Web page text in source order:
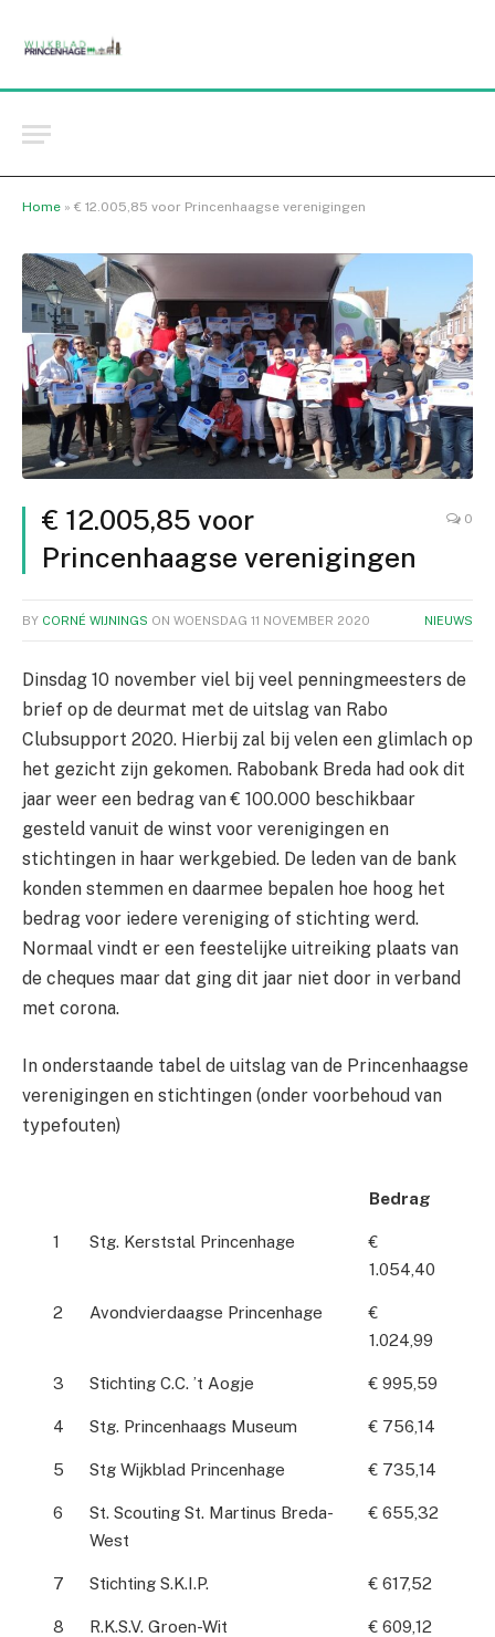
Home » € 12.005,85 voor Princenhaagse verenigingen
€ 12.005,85 voor
Princenhaagse verenigingen
0
BY CORNÉ WIJNINGS ON WOENSDAG 11 NOVEMBER 2020 NIEUWS
Dinsdag 10 november viel bij veel penningmeesters de
brief op de deurmat met de uitslag van Rabo
Clubsupport 2020. Hierbij zal bij velen een glimlach op
het gezicht zijn gekomen. Rabobank Breda had ook dit
jaar weer een bedrag van € 100.000 beschikbaar
gesteld vanuit de winst voor verenigingen en
stichtingen in haar werkgebied. De leden van de bank
konden stemmen en daarmee bepalen hoe hoog het
bedrag voor iedere vereniging of stichting werd.
Normaal vindt er een feestelijke uitreiking plaats van
de cheques maar dat ging dit jaar niet door in verband
met corona.
In onderstaande tabel de uitslag van de Princenhaagse
verenigingen en stichtingen (onder voorbehoud van
typefouten)
Bedrag
1 Stg. Kerststal Princenhage
€
1.054,40
2 Avondvierdaagse Princenhage
€
1.024,99
3 Stichting C.C. ’t Aogje € 995,59
4 Stg. Princenhaags Museum € 756,14
5 Stg Wijkblad Princenhage € 735,14
6
St. Scouting St. Martinus Breda-
West
€ 655,32
7 Stichting S.K.I.P. € 617,52
8 R.K.S.V. Groen-Wit € 609,12